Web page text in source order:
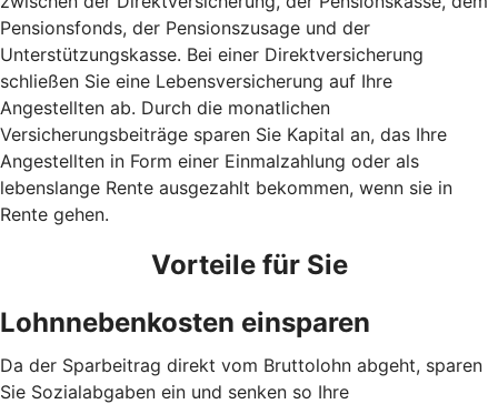
Pensionsfonds, der Pensionszusage und der
Unterstützungskasse. Bei einer Direktversicherung
schließen Sie eine Lebensversicherung auf Ihre
Angestellten ab. Durch die monatlichen
Versicherungsbeiträge sparen Sie Kapital an, das Ihre
Angestellten in Form einer Einmalzahlung oder als
lebenslange Rente ausgezahlt bekommen, wenn sie in
Rente gehen.
Vorteile für Sie
Lohnnebenkosten einsparen
Da der Sparbeitrag direkt vom Bruttolohn abgeht, sparen
Sie Sozialabgaben ein und senken so Ihre